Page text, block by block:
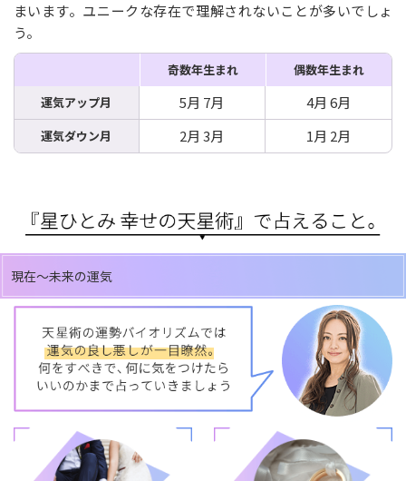
まいます。ユニークな存在で理解されないことが多いでしょ
う。
奇数年生まれ
偶数年生まれ
運気アップ月
5月 7月 4月 6月
運気ダウン月 2月 3月 1月 2月
現在～未来の運気